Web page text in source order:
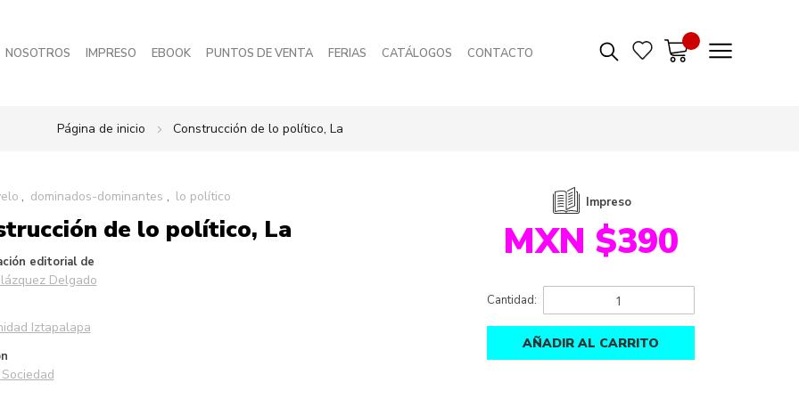
NOSOTROS IMPRESO EBOOK PUNTOS DE VENTA FERIAS CATÁLOGOS CONTACTO
Página de inicio Construcción de lo político, La
dominados-dominantes lo político
de lo político, La
editorial de
Delgado
Iztapalapa
Impreso
MXN $390
Cantidad:
AÑADIR AL CARRITO